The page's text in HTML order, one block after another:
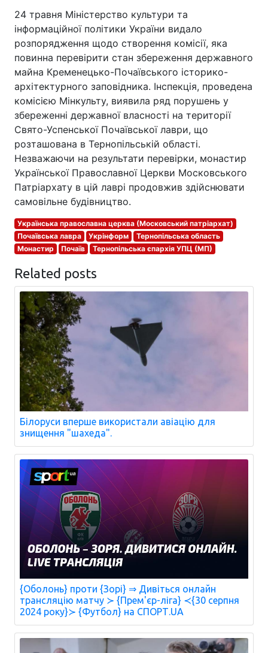
24 травня Міністерство культури та
інформаційної політики України видало
розпорядження щодо створення комісії, яка
повинна перевірити стан збереження державного
майна Кременецько-Почаївського історико-
архітектурного заповідника. Інспекція, проведена
комісією Мінкульту, виявила ряд порушень у
збереженні державної власності на території
Свято-Успенської Почаївської лаври, що
розташована в Тернопільській області.
Незважаючи на результати перевірки, монастир
Української Православної Церкви Московського
Патріархату в цій лаврі продовжив здійснювати
самовільне будівництво.
Українська православна церква (Московський патріархат)
Почаївська лавра
Укрінформ
Тернопільська область
Монастир
Почаїв Тернопільська єпархія УПЦ (МП)
Related posts
Білоруси вперше використали авіацію для
знищення "шахеда".
{Оболонь} проти {Зорі} ⇒ Дивіться онлайн
трансляцію матчу ≻ {Прем'єр-ліга} ≺{30 серпня
2024 року}≻ {Футбол} на СПОРТ.UA